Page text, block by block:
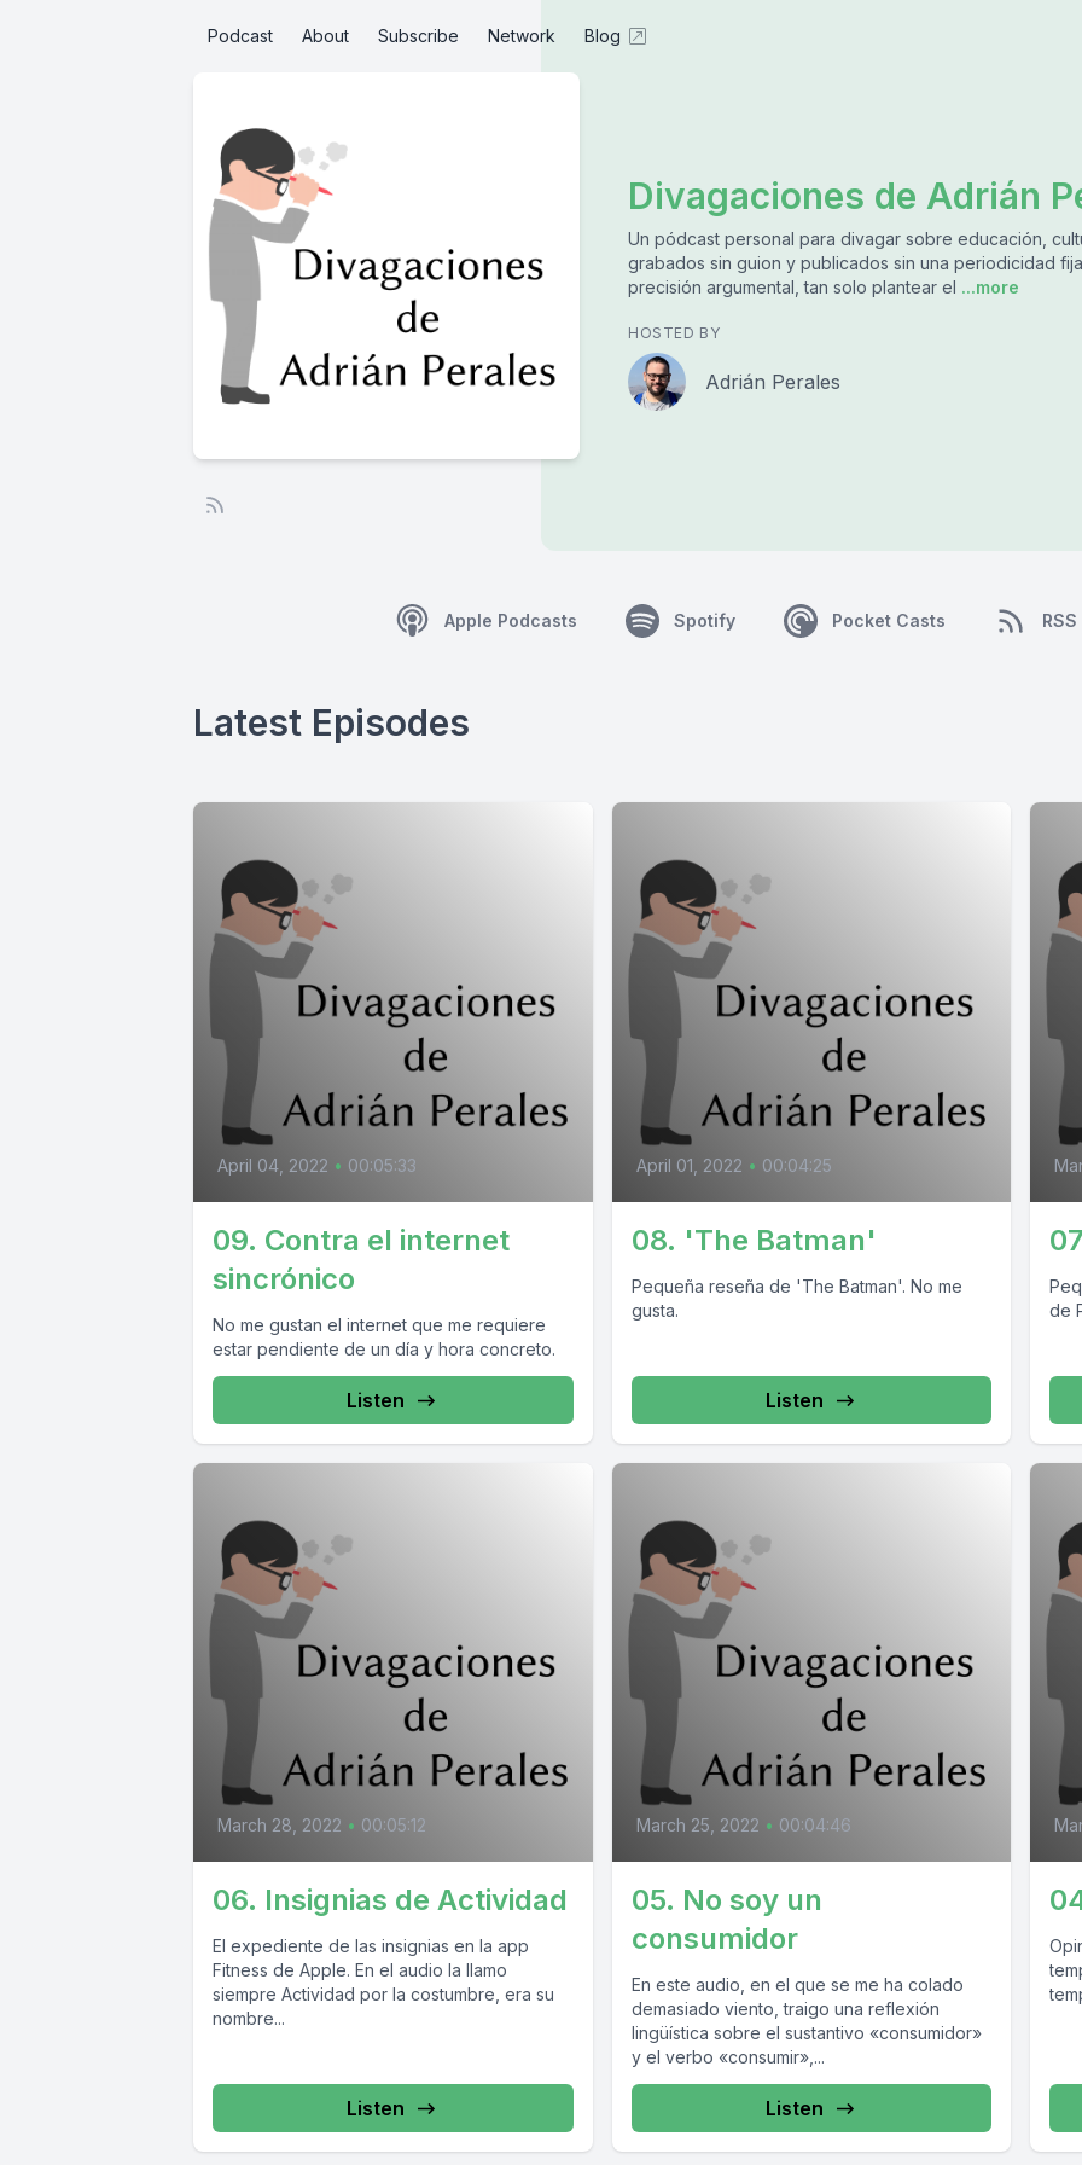
Podcast About Subscribe Network Blog
Divagaciones de Adrián
Un pódcast personal para divagar sobre educación,
grabados sin guion y publicados sin una periodicidad
precisión argumental, tan solo plantear el ...more
HOSTED BY
Adrián Perales
Apple Podcasts Spotify Pocket Casts RSS
Latest Episodes
April 04, 2022 • 00:05:33
09. Contra el internet
sincrónico
No me gustan el internet que me requiere
estar pendiente de un día y hora concreto.
Listen
April 01, 2022 • 00:04:25
08. 'The Batman'
Pequeña reseña de 'The Batman'. No me
gusta.
Listen
de
March 28, 2022 • 00:05:12
06. Insignias de Actividad
El expediente de las insignias en la app
Fitness de Apple. En el audio la llamo
siempre Actividad por la costumbre, era su
nombre...
Listen
March 25, 2022 • 00:04:46
05. No soy un
consumidor
En este audio, en el que se me ha colado
demasiado viento, traigo una reflexión
lingüística sobre el sustantivo «consumidor»
y el verbo «consumir»,...
Listen